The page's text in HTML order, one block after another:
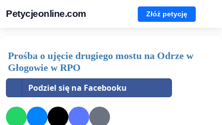
Petycjeonline.com Złóż petycję
Prośba o ujęcie drugiego mostu na Odrze w
Głogowie w RPO
Podziel się na Facebooku